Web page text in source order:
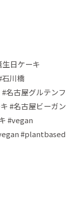
生日ケーキ
石川橋
名古屋グルテンフ
#名古屋ビーガン
#vegan
#plantbased